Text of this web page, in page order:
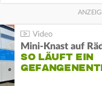
Mini-Knast auf
SO LÄUFT EIN